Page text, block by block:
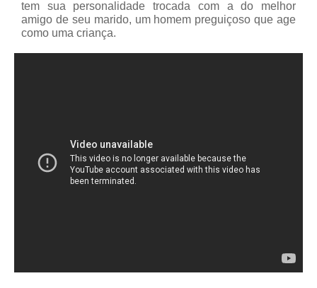
tem sua personalidade trocada com a do melhor
amigo de seu marido, um homem preguiçoso que age
como uma criança.